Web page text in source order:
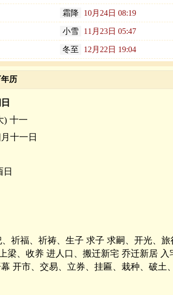
霜降 10月24日 08:19
小雪 11月23日 05:47
冬至 12月22日 19:04
历
) 十一
十一日
日
祈福、祈祷、生子 求子 求嗣、开光、
梁、收养 进人口、搬迁新宅 乔迁新居 入
开市、交易、立券、挂匾、栽种、破土